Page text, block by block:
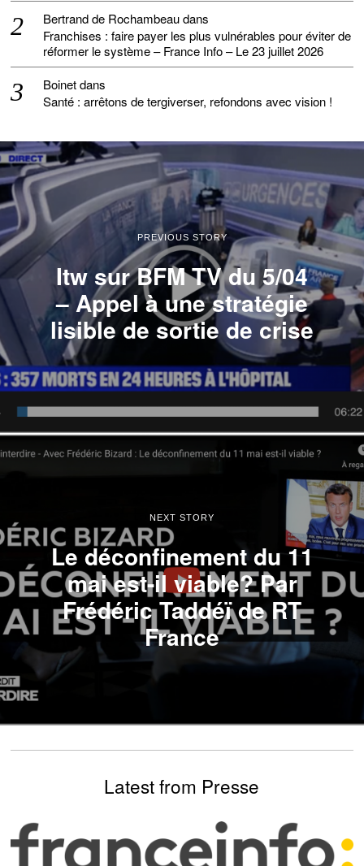
Bertrand de Rochambeaudans
Franchises : faire payer les plus vulnérables pour éviter de
réformer le système – France Info – Le 23 juillet 2026
Boinetdans
Santé : arrêtons de tergiverser, refondons avec vision !
PREVIOUS STORY
Itw sur BFM TV du 5/04
– Appel à une stratégie
lisible de sortie de crise
NEXT STORY
Le déconfinement du 11
mai est-il viable? Par
Frédéric Taddéï de RT
France
Latest from Presse